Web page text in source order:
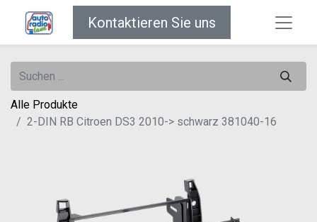
Kontaktieren Sie uns
Alle Produkte
2-DIN RB Citroen DS3 2010-> schwarz 381040-16